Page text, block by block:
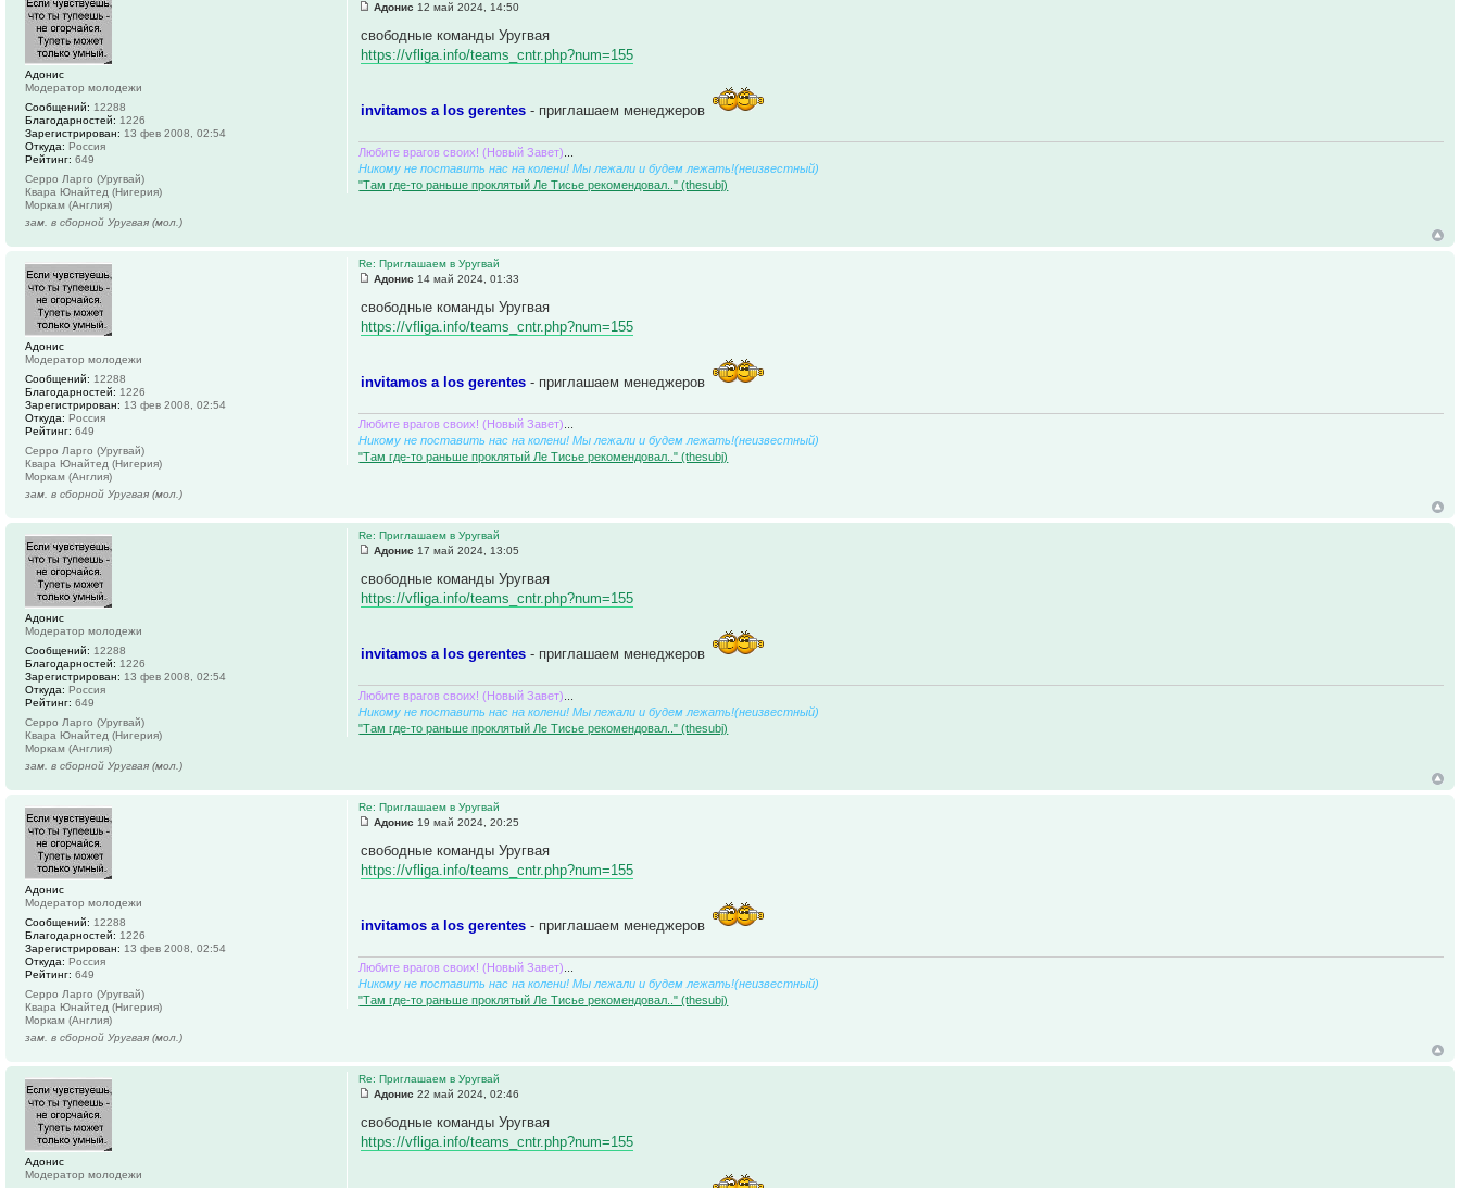
Адонис 12 май 2024, 14:50
свободные команды Уругвая
https://vfliga.info/teams_cntr.php?num=155
invitamos a los gerentes - приглашаем менеджеров
Любите врагов своих! (Новый Завет)
Никому не поставить нас на колени! Мы лежали и будем лежать!(неизвестный)
"Там где-то раньше проклятый Ле Тисье рекомендовал.." (thesubj)
Адонис
Модератор молодежи
Сообщений: 12288
Благодарностей: 1226
Зарегистрирован: 13 фев 2008, 02:54
Откуда: Россия
Рейтинг: 649
Серро Ларго (Уругвай)
Квара Юнайтед (Нигерия)
Моркам (Англия)
зам. в сборной Уругвая (мол.)
Re: Приглашаем в Уругвай
Адонис 14 май 2024, 01:33
свободные команды Уругвая
https://vfliga.info/teams_cntr.php?num=155
invitamos a los gerentes - приглашаем менеджеров
Любите врагов своих! (Новый Завет)
Никому не поставить нас на колени! Мы лежали и будем лежать!(неизвестный)
"Там где-то раньше проклятый Ле Тисье рекомендовал.." (thesubj)
Адонис
Модератор молодежи
Сообщений: 12288
Благодарностей: 1226
Зарегистрирован: 13 фев 2008, 02:54
Откуда: Россия
Рейтинг: 649
Серро Ларго (Уругвай)
Квара Юнайтед (Нигерия)
Моркам (Англия)
зам. в сборной Уругвая (мол.)
Re: Приглашаем в Уругвай
Адонис 17 май 2024, 13:05
свободные команды Уругвая
https://vfliga.info/teams_cntr.php?num=155
invitamos a los gerentes - приглашаем менеджеров
Любите врагов своих! (Новый Завет)
Никому не поставить нас на колени! Мы лежали и будем лежать!(неизвестный)
"Там где-то раньше проклятый Ле Тисье рекомендовал.." (thesubj)
Адонис
Модератор молодежи
Сообщений: 12288
Благодарностей: 1226
Зарегистрирован: 13 фев 2008, 02:54
Откуда: Россия
Рейтинг: 649
Серро Ларго (Уругвай)
Квара Юнайтед (Нигерия)
Моркам (Англия)
зам. в сборной Уругвая (мол.)
Re: Приглашаем в Уругвай
Адонис 19 май 2024, 20:25
свободные команды Уругвая
https://vfliga.info/teams_cntr.php?num=155
invitamos a los gerentes - приглашаем менеджеров
Любите врагов своих! (Новый Завет)
Никому не поставить нас на колени! Мы лежали и будем лежать!(неизвестный)
"Там где-то раньше проклятый Ле Тисье рекомендовал.." (thesubj)
Адонис
Модератор молодежи
Сообщений: 12288
Благодарностей: 1226
Зарегистрирован: 13 фев 2008, 02:54
Откуда: Россия
Рейтинг: 649
Серро Ларго (Уругвай)
Квара Юнайтед (Нигерия)
Моркам (Англия)
зам. в сборной Уругвая (мол.)
Re: Приглашаем в Уругвай
Адонис 22 май 2024, 02:46
свободные команды Уругвая
https://vfliga.info/teams_cntr.php?num=155
Адонис
Модератор молодежи